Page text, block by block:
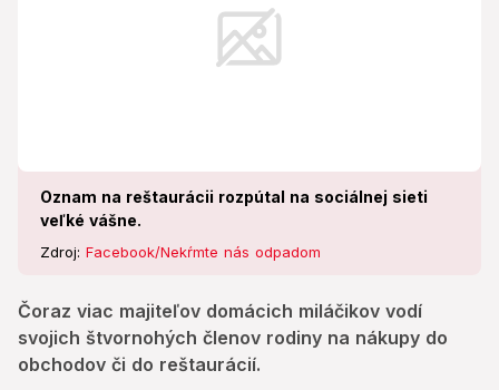
Oznam na reštaurácii rozpútal na sociálnej sieti
veľké vášne.
Zdroj: Facebook/Nekŕmte nás odpadom
Čoraz viac majiteľov domácich miláčikov vodí
svojich štvornohých členov rodiny na nákupy do
obchodov či do reštaurácií.